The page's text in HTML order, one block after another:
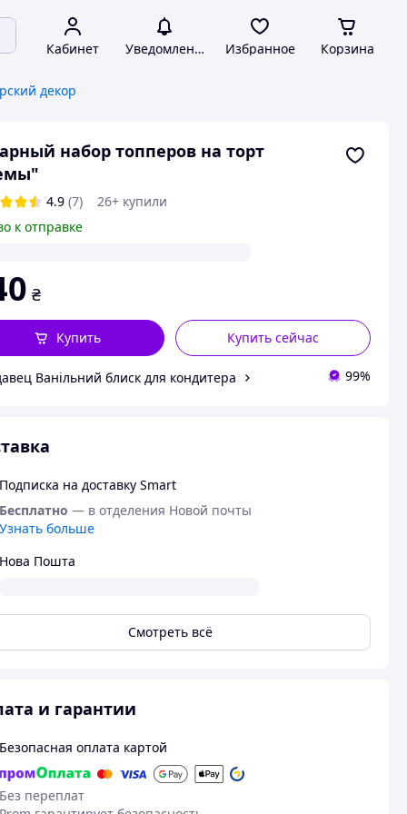
Кабинет Уведомления Избранное Корзина
декор
набор топперов на торт
4.9 (7)
26+ купили
к отправке
₴
Купить сейчас
Купить
Ванільний блиск для кондитера 99%
Подписка на доставку Smart
Бесплатно — в отделения Новой почты
Узнать больше
Нова Пошта
Смотреть всё
и гарантии
Безопасная оплата картой
Без переплат